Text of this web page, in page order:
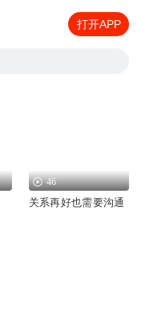
打开APP
46
关系再好也需要沟通